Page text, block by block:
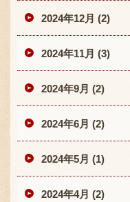
2024年12月 (2)
2024年11月 (3)
2024年9月 (2)
2024年6月 (2)
2024年5月 (1)
2024年4月 (2)